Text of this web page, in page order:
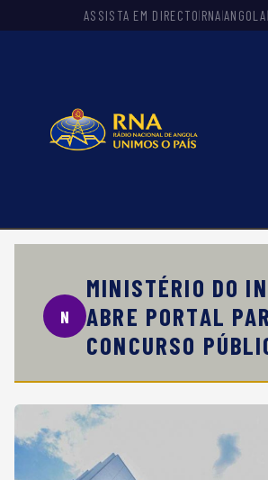
ASSISTA EM DIRECTO|RNA|ANGOLA
N
MINISTÉRIO DO
ABRE PORTAL
CONCURSO